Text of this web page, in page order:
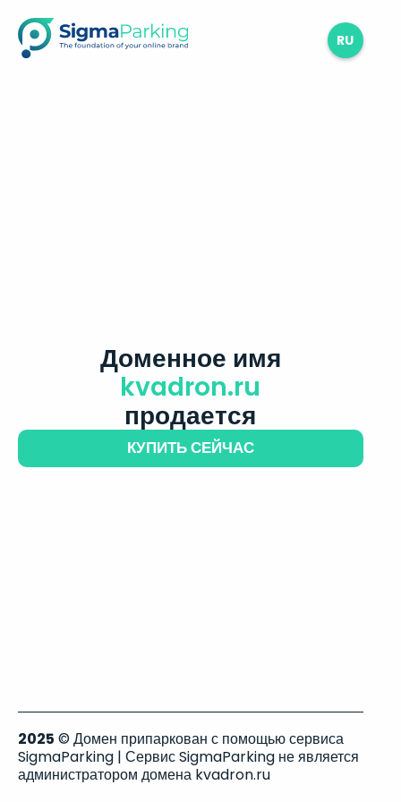
RU
Доменное имя
kvadron.ru
продается
КУПИТЬ СЕЙЧАС
2025 © Домен припаркован с помощью сервиса
SigmaParking | Сервис SigmaParking не является
администратором домена kvadron.ru